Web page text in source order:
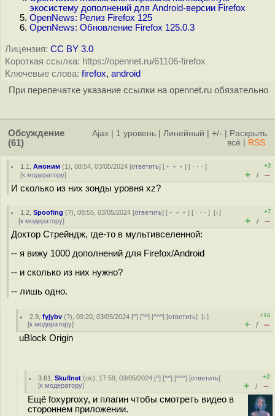
экосистему дополнений для Android-версии Firefox
OpenNews: Релиз Firefox 125
OpenNews: Обновление Firefox 125.0.3
Лицензия: CC BY 3.0
Короткая ссылка: https://opennet.ru/61106-firefox
Ключевые слова: firefox, android
При перепечатке указание ссылки на opennet.ru обязательно
Обсуждение
(61)
Ajax 1 уровень Линейный +/-
Раскрыть
всё
RSS
1.1 ,Аноним (1), 08:54, 03/05/2024 [ответить] [ ﹢﹢﹢] [ · · ·]
[к модератору]
+2
+ / –
И сколько из них зонды уровня xz?
1.2 ,Spoofing (?), 08:55, 03/05/2024 [ответить] [ ﹢﹢﹢] [ · · ·][↓]
[к модератору]
+7
+ / –
Доктор Стрейндж, где-то в мультивселенной:
-- я вижу 1000 дополнений для Firefox/Android
-- и сколько из них нужно?
-- лишь одно.
2.9 ,fyjybv (?), 09:20, 03/05/2024 [^] [^^] [^^^] [ответить][↓]
[к модератору]
+16
+ / –
uBlock Origin
3.61 ,Skullnet (ok), 17:59, 03/05/2024 [^] [^^] [^^^] [ответить]
[к модератору]
+2
+ / –
Ещё foxyproxy, и плагин чтобы смотреть видео в
стороннем приложении.